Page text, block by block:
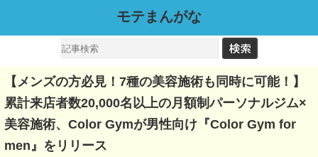
モテまんがな
【メンズの方必見！7種の美容施術も同時に可能！】
累計来店者数20,000名以上の月額制パーソナルジム×
美容施術、Color Gymが男性向け『Color Gym for
men』をリリース